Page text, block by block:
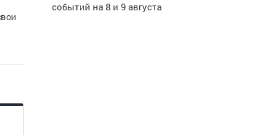
событий на 8 и 9 августа